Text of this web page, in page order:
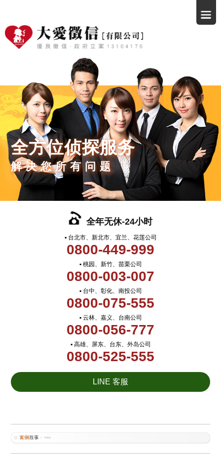
全方位侦探服务
解决您所有问题
全年无休-24小时
▪ 台北市、新北市、宜兰、花莲公司
0800-449-999
▪ 桃园、新竹、苗栗公司
0800-003-007
▪ 台中、彰化、南投公司
0800-075-555
▪ 云林、嘉义、台南公司
0800-056-777
▪ 高雄、屏东、台东、外岛公司
0800-525-555
LINE 客服